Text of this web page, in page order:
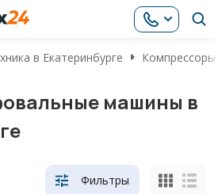
в Екатеринбурге Компрессоры
машины в
Фильтры